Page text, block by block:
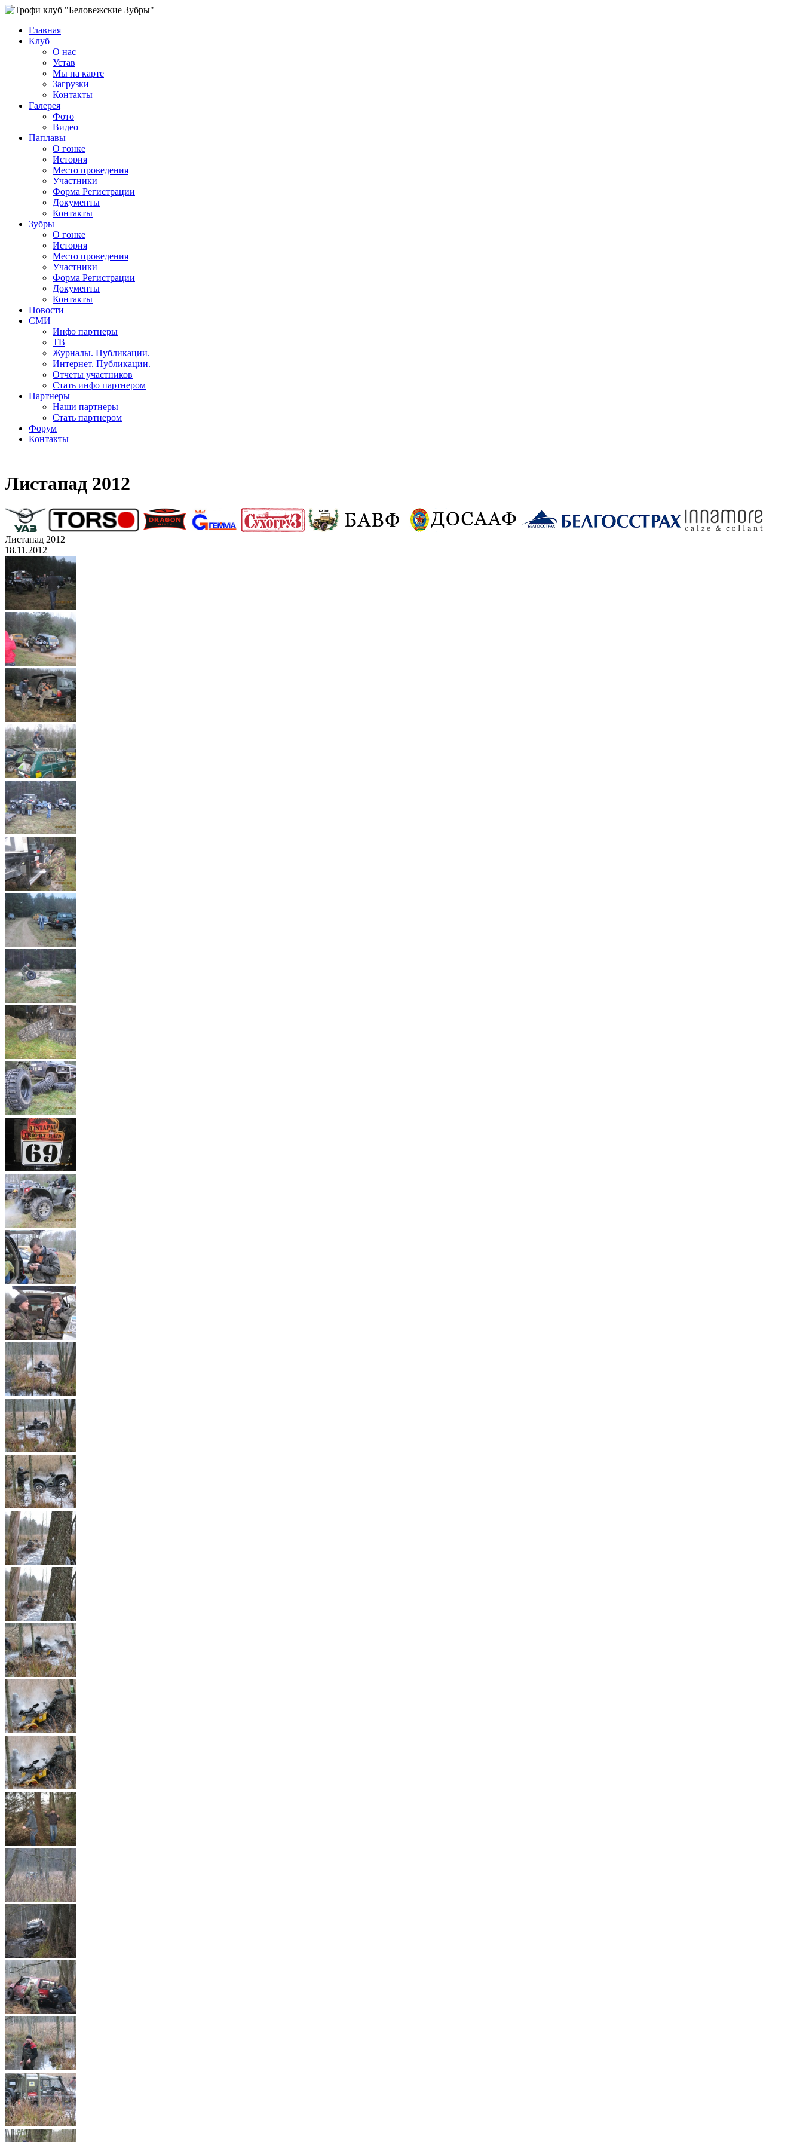
Главная
Клуб
О нас
Устав
Мы на карте
Загрузки
Контакты
Галерея
Фото
Видео
Паплавы
О гонке
История
Место проведения
Участники
Форма Регистрации
Документы
Контакты
Зубры
О гонке
История
Место проведения
Участники
Форма Регистрации
Документы
Контакты
Новости
СМИ
Инфо партнеры
ТВ
Журналы. Публикации.
Интернет. Публикации.
Отчеты участников
Стать инфо партнером
Партнеры
Наши партнеры
Стать партнером
Форум
Контакты
Листапад 2012
Листапад 2012
18.11.2012